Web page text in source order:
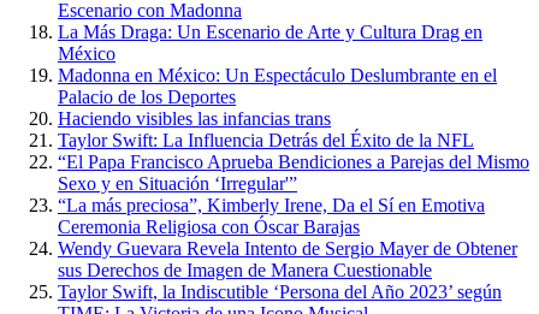
Escenario con Madonna
La Más Draga: Un Escenario de Arte y Cultura Drag en
México
Madonna en México: Un Espectáculo Deslumbrante en el
Palacio de los Deportes
Haciendo visibles las infancias trans
Taylor Swift: La Influencia Detrás del Éxito de la NFL
“El Papa Francisco Aprueba Bendiciones a Parejas del Mismo
Sexo y en Situación ‘Irregular'”
“La más preciosa”, Kimberly Irene, Da el Sí en Emotiva
Ceremonia Religiosa con Óscar Barajas
Wendy Guevara Revela Intento de Sergio Mayer de Obtener
sus Derechos de Imagen de Manera Cuestionable
Taylor Swift, la Indiscutible ‘Persona del Año 2023’ según